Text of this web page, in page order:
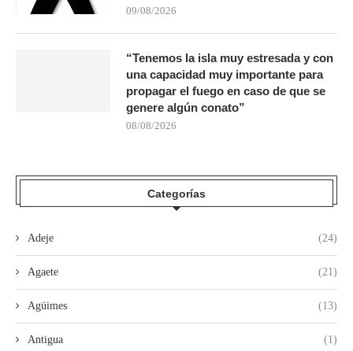
09/08/2026
“Tenemos la isla muy estresada y con
una capacidad muy importante para
propagar el fuego en caso de que se
genere algún conato”
08/08/2026
Categorías
Adeje (24)
Agaete (21)
Agüimes (13)
Antigua (1)